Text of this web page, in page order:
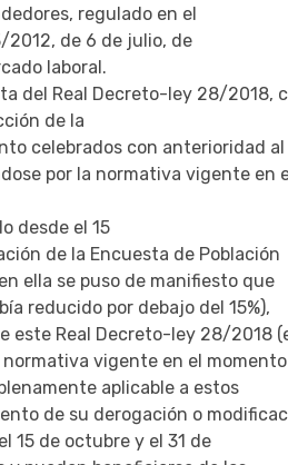
regulado en el
2012, de 6 de julio, de
laboral.
del Real Decreto-ley 28/2018,
de la
celebrados con anterioridad al
por la normativa vigente en
desde el 15
de la Encuesta de Población
ella se puso de manifiesto que
reducido por debajo del 15%),
este Real Decreto-ley 28/2018
normativa vigente en el momento
aplicable a estos
de su derogación o
15 de octubre y el 31 de